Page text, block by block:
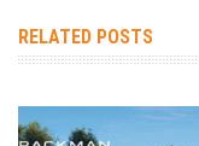
RELATED POSTS